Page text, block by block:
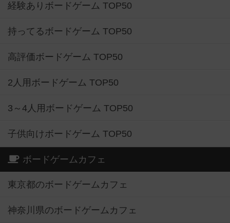
経験ありボードゲーム TOP50
持ってるボードゲーム TOP50
高評価ボードゲーム TOP50
2人用ボードゲーム TOP50
3～4人用ボードゲーム TOP50
子供向けボードゲーム TOP50
ボードゲームカフェ
東京都のボードゲームカフェ
神奈川県のボードゲームカフェ